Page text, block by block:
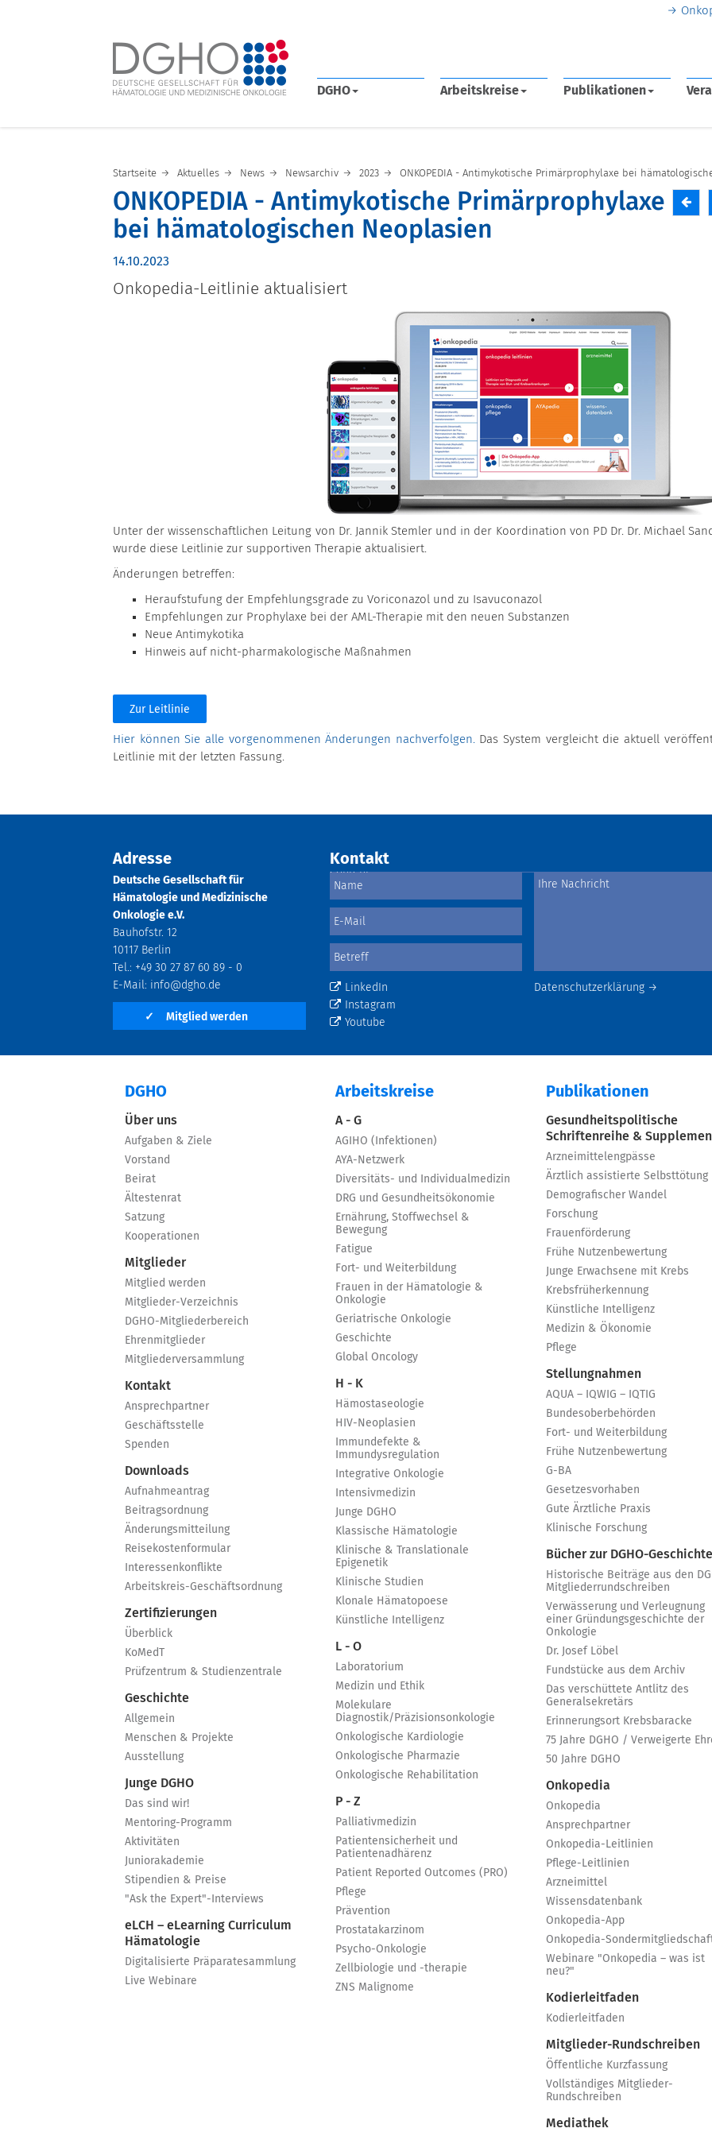
DGHO Arbeitskreise Publikationen
Startseite Aktuelles News Newsarchiv 2023 ONKOPEDIA - Antimykotische Primärprophylaxe bei
ONKOPEDIA - Antimykotische Primärprophylaxe
bei hämatologischen Neoplasien
14.10.2023
Onkopedia-Leitlinie aktualisiert
Unter der wissenschaftlichen Leitung von Dr. Jannik Stemler und in der Koordination von PD Dr. Dr. Michael
wurde diese Leitlinie zur supportiven Therapie aktualisiert.
Änderungen betreffen:
Heraufstufung der Empfehlungsgrade zu Voriconazol und zu Isavuconazol
Empfehlungen zur Prophylaxe bei der AML-Therapie mit den neuen Substanzen
Neue Antimykotika
Hinweis auf nicht-pharmakologische Maßnahmen
Zur Leitlinie
Hier können Sie alle vorgenommenen Änderungen nachverfolgen.Das System vergleicht die aktuell
Leitlinie mit der letzten Fassung.
Adresse
Deutsche Gesellschaft für
Hämatologie und Medizinische
Onkologie e.V.
Bauhofstr. 12
10117 Berlin
Tel.: +49 30 27 87 60 89 - 0
E-Mail: info@dgho.de
✓ Mitglied werden
Kontakt
Datenschutzerklärung →
LinkedIn
Instagram
Youtube
DGHO
Über uns
Aufgaben & Ziele
Vorstand
Beirat
Ältestenrat
Satzung
Kooperationen
Mitglieder
Mitglied werden
Mitglieder-Verzeichnis
DGHO-Mitgliederbereich
Ehrenmitglieder
Mitgliederversammlung
Kontakt
Ansprechpartner
Geschäftsstelle
Spenden
Downloads
Aufnahmeantrag
Beitragsordnung
Änderungsmitteilung
Reisekostenformular
Interessenkonflikte
Arbeitskreis-Geschäftsordnung
Zertifizierungen
Überblick
KoMedT
Prüfzentrum & Studienzentrale
Geschichte
Allgemein
Menschen & Projekte
Ausstellung
Junge DGHO
Das sind wir!
Mentoring-Programm
Aktivitäten
Juniorakademie
Stipendien & Preise
"Ask the Expert"-Interviews
eLCH – eLearning Curriculum
Hämatologie
Digitalisierte Präparatesammlung
Live Webinare
Arbeitskreise
A - G
AGIHO (Infektionen)
AYA-Netzwerk
Diversitäts- und Individualmedizin
DRG und Gesundheitsökonomie
Ernährung, Stoffwechsel &
Bewegung
Fatigue
Fort- und Weiterbildung
Frauen in der Hämatologie &
Onkologie
Geriatrische Onkologie
Geschichte
Global Oncology
H - K
Hämostaseologie
HIV-Neoplasien
Immundefekte &
Immundysregulation
Integrative Onkologie
Intensivmedizin
Junge DGHO
Klassische Hämatologie
Klinische & Translationale
Epigenetik
Klinische Studien
Klonale Hämatopoese
Künstliche Intelligenz
L - O
Laboratorium
Medizin und Ethik
Molekulare
Diagnostik/Präzisionsonkologie
Onkologische Kardiologie
Onkologische Pharmazie
Onkologische Rehabilitation
P - Z
Palliativmedizin
Patientensicherheit und
Patientenadhärenz
Patient Reported Outcomes (PRO)
Pflege
Prävention
Prostatakarzinom
Psycho-Onkologie
Zellbiologie und -therapie
ZNS Malignome
Publikationen
Gesundheitspolitische
Schriftenreihe &
Arzneimittelengpässe
Ärztlich assistierte Selbsttötung
Demografischer Wandel
Forschung
Frauenförderung
Frühe Nutzenbewertung
Junge Erwachsene mit Krebs
Krebsfrüherkennung
Künstliche Intelligenz
Medizin & Ökonomie
Pflege
Stellungnahmen
AQUA – IQWIG – IQTIG
Bundesoberbehörden
Fort- und Weiterbildung
Frühe Nutzenbewertung
G-BA
Gesetzesvorhaben
Gute Ärztliche Praxis
Klinische Forschung
Bücher zur DGHO-Geschichte
Historische Beiträge aus den
Mitgliederrundschreiben
Verwässerung und Verleugnung
einer Gründungsgeschichte der
Onkologie
Dr. Josef Löbel
Fundstücke aus dem Archiv
Das verschüttete Antlitz des
Generalsekretärs
Erinnerungsort Krebsbaracke
75 Jahre DGHO / Verweigerte
50 Jahre DGHO
Onkopedia
Onkopedia
Ansprechpartner
Onkopedia-Leitlinien
Pflege-Leitlinien
Arzneimittel
Wissensdatenbank
Onkopedia-App
Onkopedia-
Webinare "Onkopedia – was ist
neu?"
Kodierleitfaden
Kodierleitfaden
Mitglieder-Rundschreiben
Öffentliche Kurzfassung
Vollständiges Mitglieder-
Rundschreiben
Mediathek